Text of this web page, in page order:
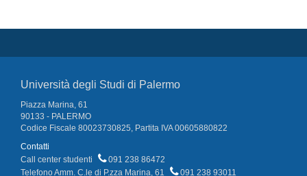
Università degli Studi di Palermo
Piazza Marina, 61
90133 - PALERMO
Codice Fiscale 80023730825, Partita IVA 00605880822
Contatti
Call center studenti
091 238 86472
Telefono Amm. C.le di P.zza Marina, 61
091 238 93011